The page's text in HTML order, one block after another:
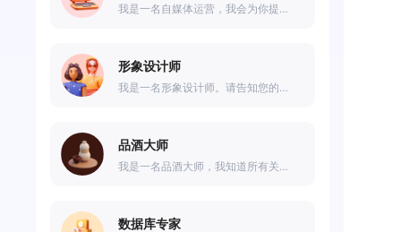
我是一名自媒体运营，我会为你提供自媒体运营相关的运营计划。
形象设计师
我是一名形象设计师。请告知您的时尚偏好和体型，我帮您推荐服饰。
品酒大师
我是一名品酒大师，我知道所有关于酒的知识，没有人比我更懂酒！
数据库专家